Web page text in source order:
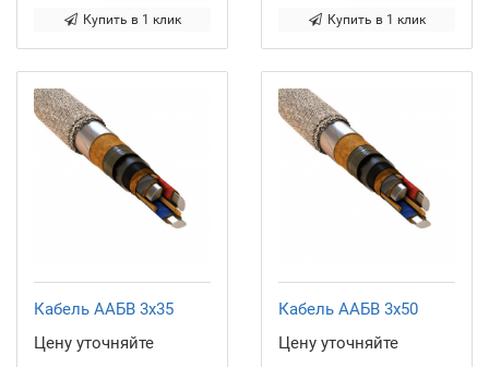
Купить в 1 клик Купить в 1 клик
Кабель ААБВ 3x35
Цену уточняйте
Кабель ААБВ 3x50
Цену уточняйте